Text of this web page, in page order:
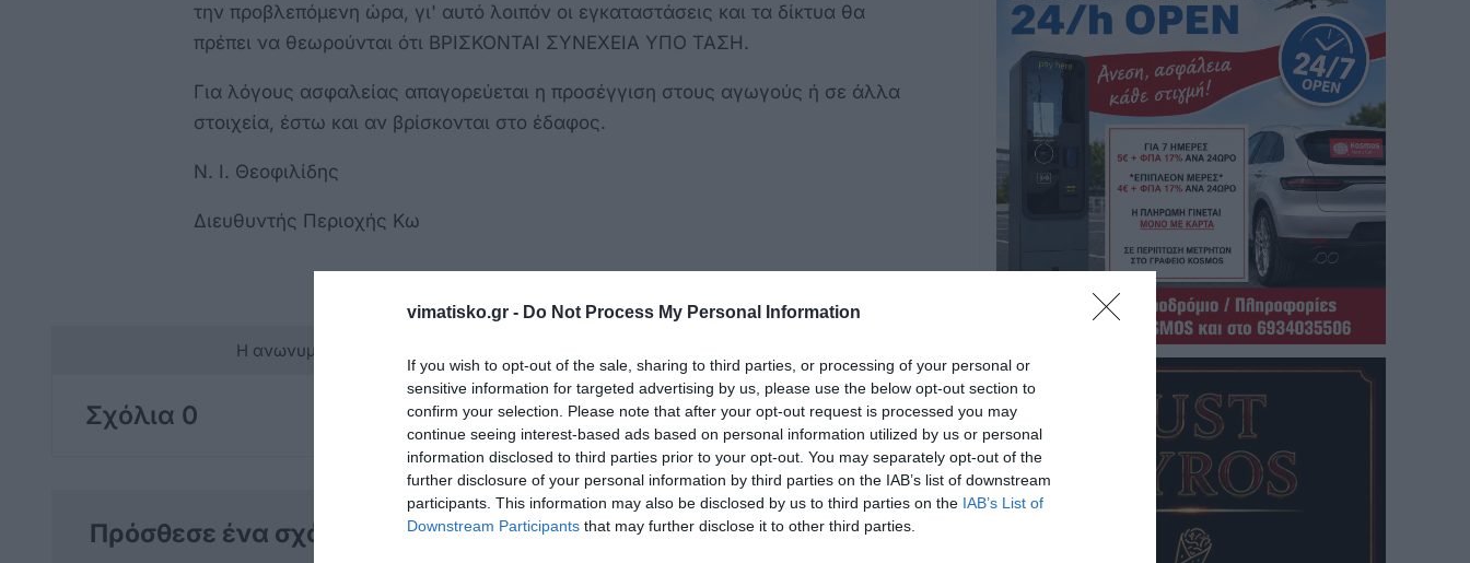
vimatisko.gr - Do Not Process My Personal Information
If you wish to opt-out of the sale, sharing to third parties, or processing of your personal or
sensitive information for targeted advertising by us, please use the below opt-out section to
confirm your selection. Please note that after your opt-out request is processed you may
continue seeing interest-based ads based on personal information utilized by us or personal
information disclosed to third parties prior to your opt-out. You may separately opt-out of the
further disclosure of your personal information by third parties on the IAB’s list of downstream
participants. This information may also be disclosed by us to third parties on the IAB’s List of
Downstream Participants that may further disclose it to other third parties.
την προβλεπόμενη ώρα, γι' αυτό λοιπόν οι εγκαταστάσεις και τα δίκτυα θα
πρέπει να θεωρούνται ότι ΒΡΙΣΚΟΝΤΑΙ ΣΥΝΕΧΕΙΑ ΥΠΟ ΤΑΣΗ.
Για λόγους ασφαλείας απαγορεύεται η προσέγγιση στους αγωγούς ή σε άλλα
στοιχεία, έστω και αν βρίσκονται στο έδαφος.
Ν. Ι. Θεοφιλίδης
Διευθυντής Περιοχής Κω
Η ανωνυμία είναι το καλύτερο κρησφύγετο δειλίας και χυδαιότητας!
Σχόλια 0
Πρόσθεσε ένα σχόλιο